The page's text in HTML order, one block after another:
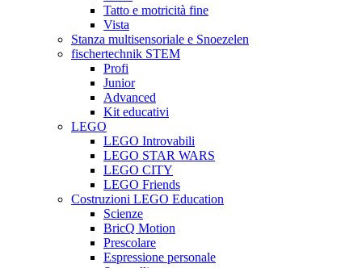
Tatto e motricità fine
Vista
Stanza multisensoriale e Snoezelen
fischertechnik STEM
Profi
Junior
Advanced
Kit educativi
LEGO
LEGO Introvabili
LEGO STAR WARS
LEGO CITY
LEGO Friends
Costruzioni LEGO Education
Scienze
BricQ Motion
Prescolare
Espressione personale